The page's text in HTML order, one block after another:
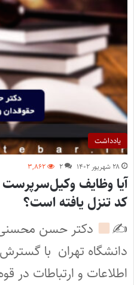
یادداشت
۲۸ شهریور ۱۴۰۲ ۲ ۳,۸۶۲
آیا وظایف وکیل‌سرپرست
کد تنزل یافته است؟
✍
دکتر حسن
دانشگاه تهران با
اطلاعات و ارتباطات در